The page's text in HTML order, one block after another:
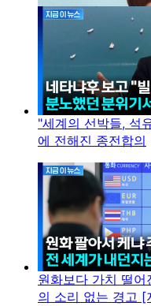
"세계의 선박들, 석
에 전해진 종전합의
원화보다 가치 떨어
의 소리 없는 경고 [